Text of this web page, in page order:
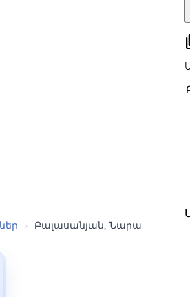
›
Բալասանյան, Նարա